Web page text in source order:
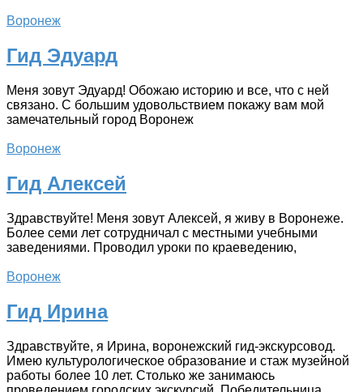
Воронеж
Гид Эдуард
Меня зовут Эдуард! Обожаю историю и все, что с ней
связано. С большим удовольствием покажу вам мой
замечательный город Воронеж
Воронеж
Гид Алексей
Здравствуйте! Меня зовут Алексей, я живу в Воронеже.
Более семи лет сотрудничал с местными учебными
заведениями. Проводил уроки по краеведению,
Воронеж
Гид Ирина
Здравствуйте, я Ирина, воронежский гид-экскурсовод.
Имею культурологическое образование и стаж музейной
работы более 10 лет. Столько же занимаюсь